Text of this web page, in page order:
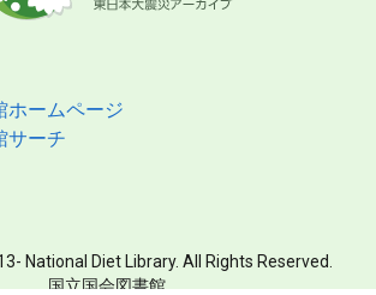
ホームページ
サーチ
National Diet Library. All Rights Reserved.